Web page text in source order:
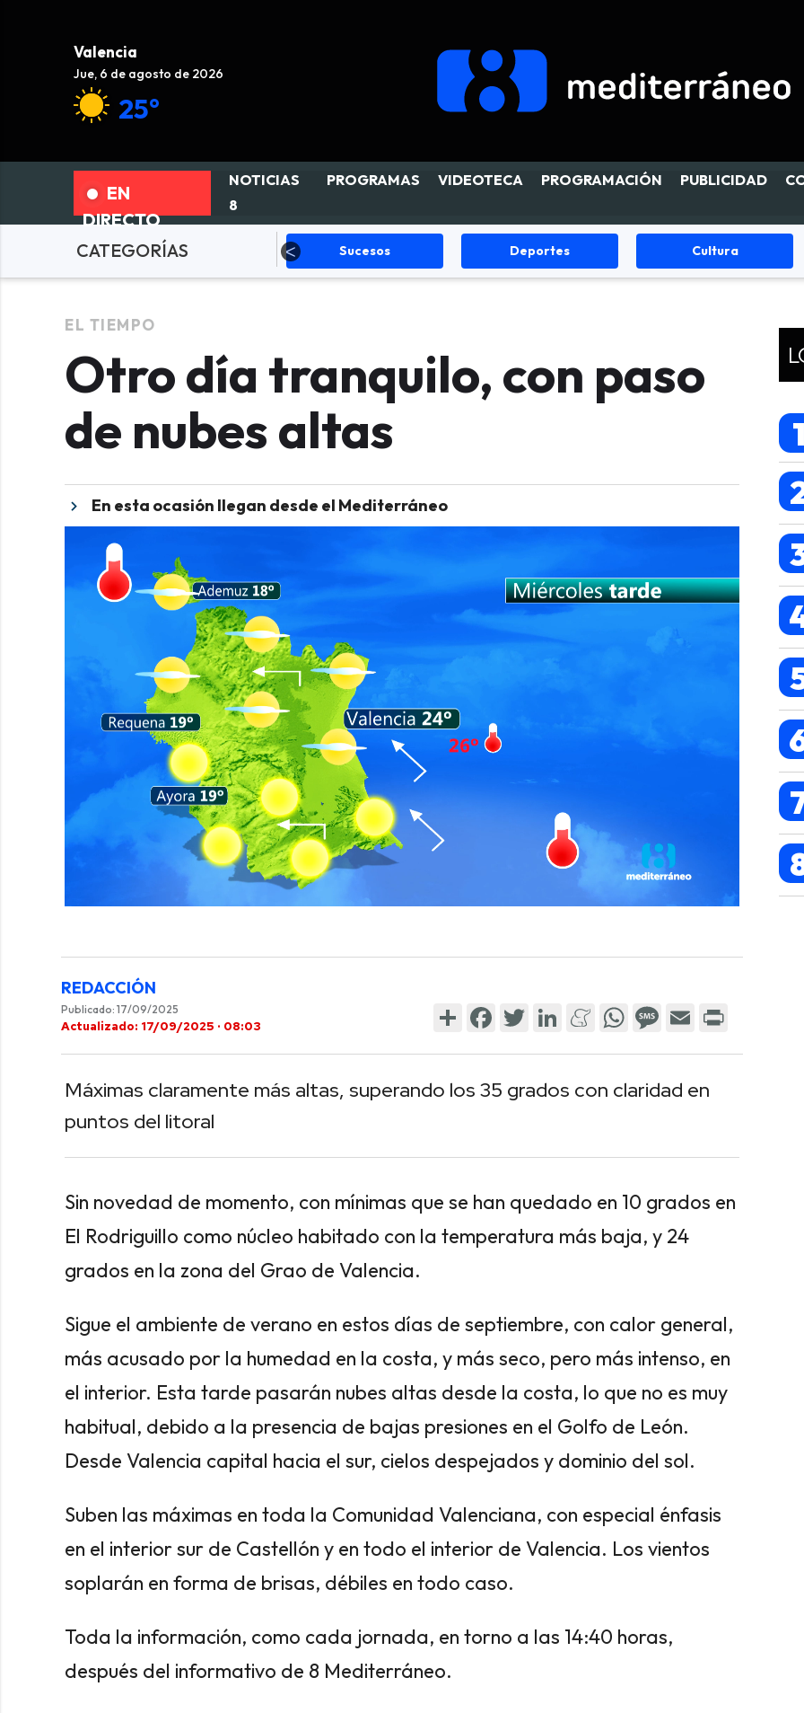
Valencia
Jue, 6 de agosto de 2026
25°
EN
DIRECTO
NOTICIAS
8
PROGRAMAS VIDEOTECA PROGRAMACIÓN PUBLICIDAD
CATEGORÍASSucesos Deportes Cultura Fiestas
EL TIEMPO
Otro día tranquilo, con paso
de nubes altas
En esta ocasión llegan desde el Mediterráneo
0
secondsVolume
REDACCIÓN
Publicado: 17/09/2025
Actualizado: 17/09/2025 · 08:03
ShareFacebook
TwitterLinkedInMeneame
WhatsApp
Message
Email
Máximas claramente más altas, superando los 35 grados con claridad en
puntos del litoral
Sin novedad de momento, con mínimas que se han quedado en 10 grados en
El Rodriguillo como núcleo habitado con la temperatura más baja, y 24
grados en la zona del Grao de Valencia.
Sigue el ambiente de verano en estos días de septiembre, con calor general,
más acusado por la humedad en la costa, y más seco, pero más intenso, en
el interior. Esta tarde pasarán nubes altas desde la costa, lo que no es muy
habitual, debido a la presencia de bajas presiones en el Golfo de León.
Desde Valencia capital hacia el sur, cielos despejados y dominio del sol.
Suben las máximas en toda la Comunidad Valenciana, con especial énfasis
en el interior sur de Castellón y en todo el interior de Valencia. Los vientos
soplarán en forma de brisas, débiles en todo caso.
Toda la información, como cada jornada, en torno a las 14:40 horas,
después del informativo de 8 Mediterráneo.
1